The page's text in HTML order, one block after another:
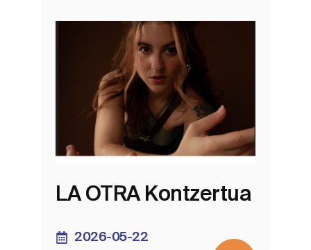
LA OTRA Kontzertua
2026-05-22